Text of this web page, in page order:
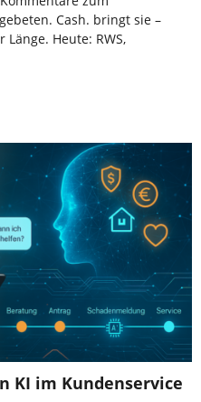
Cash. bringt sie –
Heute: RWS,
KI im Kundenservice